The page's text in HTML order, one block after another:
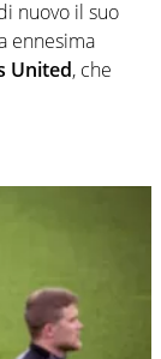
nuovo il suo
ennesima
United, che